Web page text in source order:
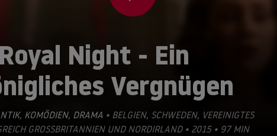
Night - Ein
Vergnügen
, KOMÖDIEN, DRAMA • BELGIEN, SCHWEDEN, VEREINIGTES
GROSSBRITANNIEN UND NORDIRLAND • 2015 • 97 MIN